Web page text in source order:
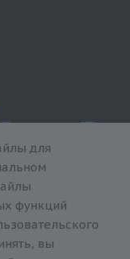
для
функций
вы